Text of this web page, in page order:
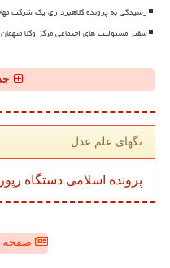
رسیدگی به پرونده کلاهبرداری یک شرکت مهاجرتی با حدود ۳۰۰
سفیر مسئولیت های اجتماعی مرکز وکلا
تگهای علم عدل
پرونده اسلامی دستگاه
صفحه